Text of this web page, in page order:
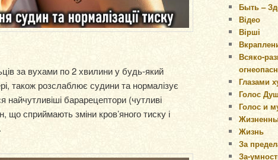
за вухами по 2 хвилини у будь-який
також розслаблює судини та нормалізує
найчутливіші барарецептори (чутливі
що сприймають зміни кров’яного тиску і
Быть –
Відео
Вірші
Всяко-
Глазами
Голос
Голос и
Жизнь
За
За-